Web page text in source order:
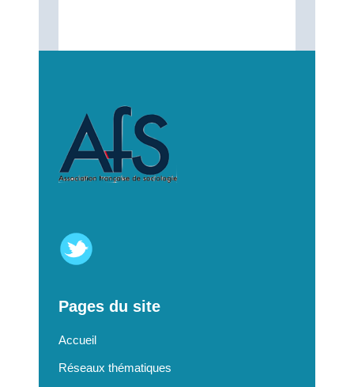
Pages du site
Accueil
Réseaux thématiques